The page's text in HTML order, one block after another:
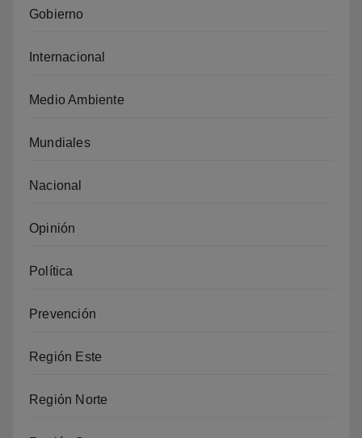
Gobierno
Internacional
Medio Ambiente
Mundiales
Nacional
Opinión
Política
Prevención
Región Este
Región Norte